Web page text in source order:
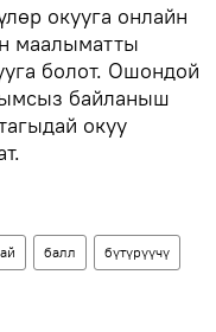
окууга онлайн
маалыматты
болот. Ошондой
байланыш
окуу
балл бүтүрүүчү